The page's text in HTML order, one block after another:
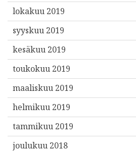
lokakuu 2019
syyskuu 2019
kesäkuu 2019
toukokuu 2019
maaliskuu 2019
helmikuu 2019
tammikuu 2019
joulukuu 2018